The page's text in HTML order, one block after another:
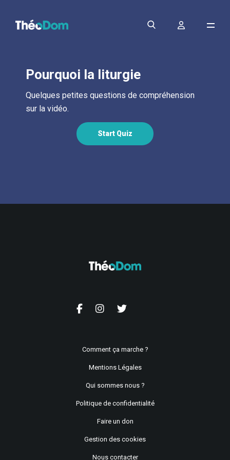
Pourquoi la liturgie
Quelques petites questions de compréhension
sur la vidéo.
Comment ça marche ?
Mentions Légales
Qui sommes nous ?
Politique de confidentialité
Faire un don
Gestion des cookies
Nous contacter